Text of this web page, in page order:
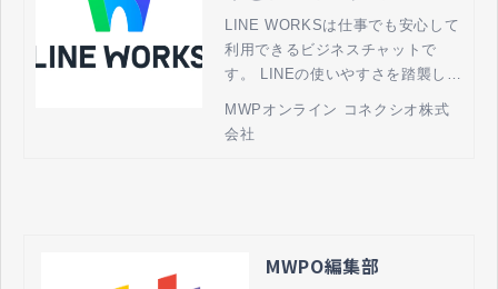
オンライン by コネクシ
オ
LINE WORKSは仕事でも安心して
利用できるビジネスチャットで
す。 LINEの使いやすさを踏襲した
チャット機能に加え、掲示板やカ
レンダーなどビジネスに必要な機
MWPオンライン コネクシオ株式
会社
MWPO編集部